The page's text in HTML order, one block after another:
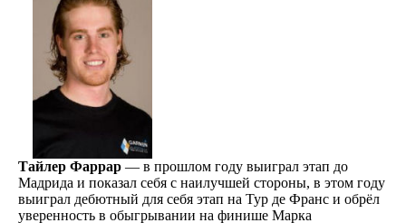
Тайлер Фаррар — в прошлом году выиграл этап до
Мадрида и показал себя с наилучшей стороны, в этом году
выиграл дебютный для себя этап на Тур де Франс и обрёл
уверенность в обыгрывании на финише Марка